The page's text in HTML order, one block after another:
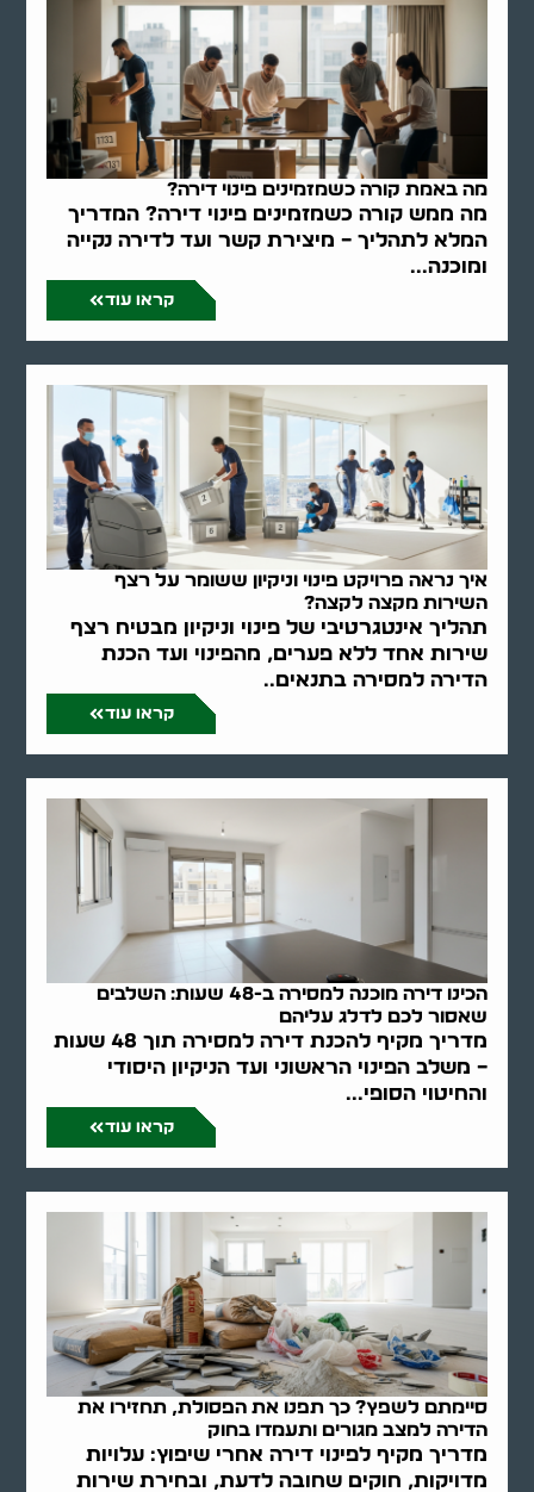
מה באמת קורה כשמזמינים פינוי דירה?
מה ממש קורה כשמזמינים פינוי דירה? המדריך
המלא לתהליך – מיצירת קשר ועד לדירה נקייה
ומוכנה...
קראו עוד
איך נראה פרויקט פינוי וניקיון ששומר על רצף
השירות מקצה לקצה?
תהליך אינטגרטיבי של פינוי וניקיון מבטיח רצף
שירות אחד ללא פערים, מהפינוי ועד הכנת
הדירה למסירה בתנאים..
קראו עוד
הכינו דירה מוכנה למסירה ב-48 שעות: השלבים
שאסור לכם לדלג עליהם
מדריך מקיף להכנת דירה למסירה תוך 48 שעות
– משלב הפינוי הראשוני ועד הניקיון היסודי
והחיטוי הסופי...
קראו עוד
סיימתם לשפץ? כך תפנו את הפסולת, תחזירו את
הדירה למצב מגורים ותעמדו בחוק
מדריך מקיף לפינוי דירה אחרי שיפוץ: עלויות
מדויקות, חוקים שחובה לדעת, ובחירת שירות